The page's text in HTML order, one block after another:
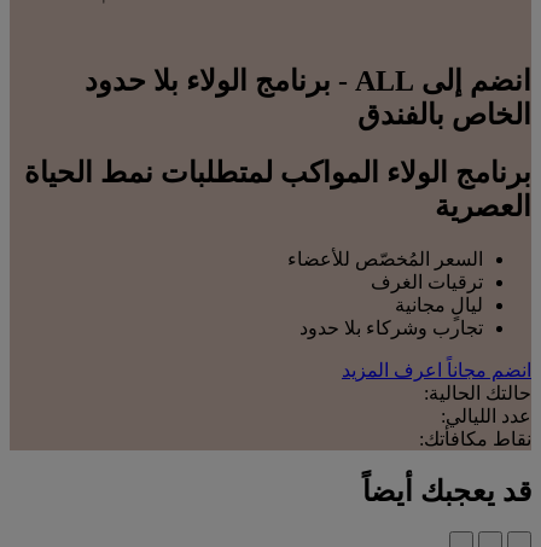
انضم إلى ALL - برنامج الولاء بلا حدود
الخاص بالفندق
برنامج الولاء المواكب لمتطلبات نمط الحياة
العصرية
السعر المُخصّص للأعضاء
ترقيات الغرف
ليالٍ مجانية
تجارب وشركاء بلا حدود
انضم مجاناً
اعرف المزيد
حالتك الحالية:
عدد الليالي:
نقاط مكافأتك:
قد يعجبك أيضاً